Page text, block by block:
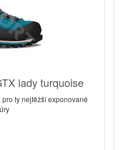
lady turquoise
ty nejtěžší exponované